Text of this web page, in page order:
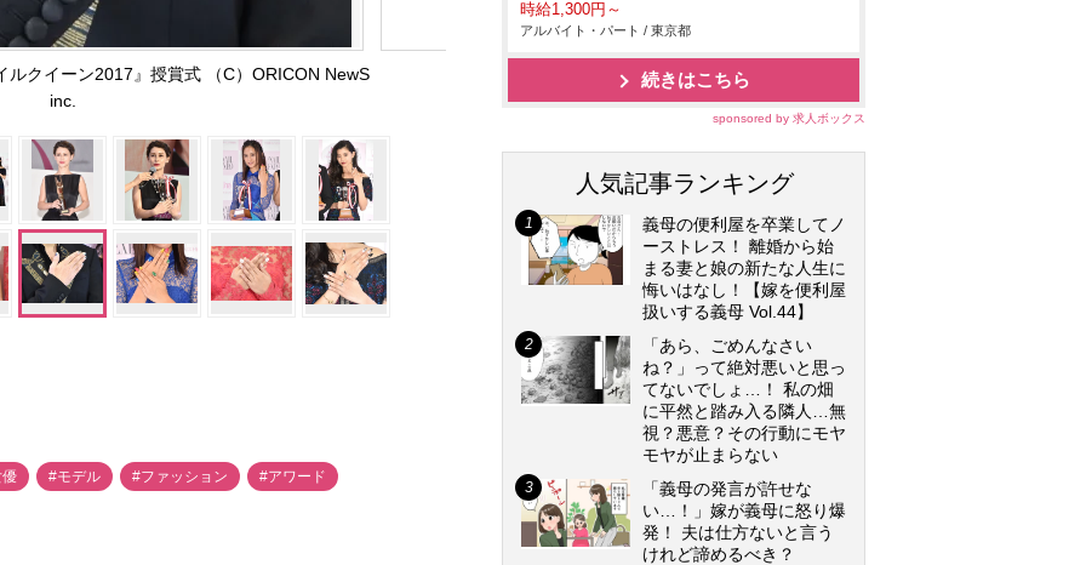
ルクイーン2017』授賞式 （C）ORICON NewS
inc.
#モデル #ファッション #アワード
時給1,300円～
アルバイト・パート / 東京都
続きはこちら
sponsored by 求人ボックス
人気記事ランキング
義母の便利屋を卒業してノ
ーストレス！ 離婚から始
まる妻と娘の新たな人生に
悔いはなし！【嫁を便利屋
扱いする義母 Vol.44】
「あら、ごめんなさい
ね？」って絶対悪いと思っ
てないでしょ…！ 私の畑
に平然と踏み入る隣人…無
視？悪意？その行動にモヤ
モヤが止まらない
「義母の発言が許せな
い…！」嫁が義母に怒り爆
発！ 夫は仕方ないと言う
けれど諦めるべき？